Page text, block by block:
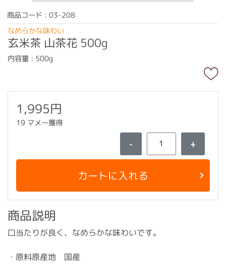
商品コード : 03-208
なめらかな味わい
玄米茶 山茶花 500g
内容量 : 500g
1,995円
19 マメー獲得
- +
カートに入れる
商品説明
口当たりが良く、なめらかな味わいです。
・原料原産地 国産